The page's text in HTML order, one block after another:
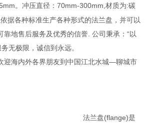
。冲压直径：70mm-300mm,材质为:碳
据各种标准生产各种形式的法兰盘，并可以
地售后服务及优秀的信誉. 公司秉承：“以
无极限，诚信到永远。
迎海内外各界朋友到中国江北水城—聊城市
是